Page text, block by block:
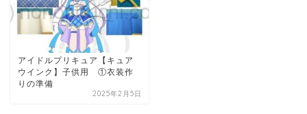
アイドルプリキュア【キュア
ウインク】子供用 ①衣装作
りの準備
2025年2月5日